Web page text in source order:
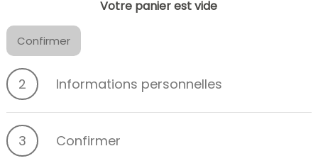
Votre panier est vide
Confirmer
2 Informations personnelles
3 Confirmer